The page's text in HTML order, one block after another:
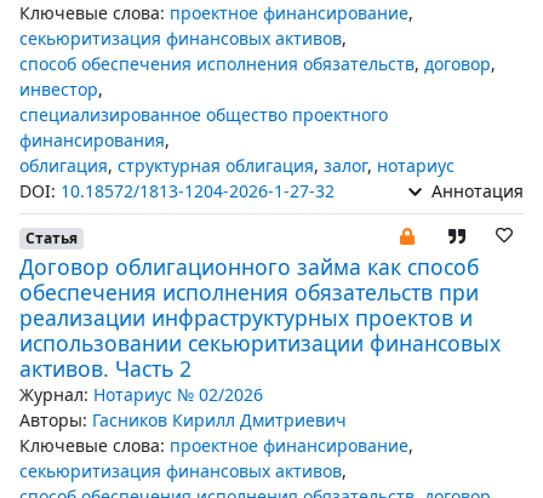
Ключевые слова: проектное финансирование,
секьюритизация финансовых активов,
способ обеспечения исполнения обязательств, договор,
инвестор,
специализированное общество проектного
финансирования,
облигация, структурная облигация, залог, нотариус
DOI: 10.18572/1813-1204-2026-1-27-32 Аннотация
Статья
Договор облигационного займа как способ
обеспечения исполнения обязательств при
реализации инфраструктурных проектов и
использовании секьюритизации финансовых
активов. Часть 2
Журнал: Нотариус № 02/2026
Авторы: Гасников Кирилл Дмитриевич
Ключевые слова: проектное финансирование,
секьюритизация финансовых активов,